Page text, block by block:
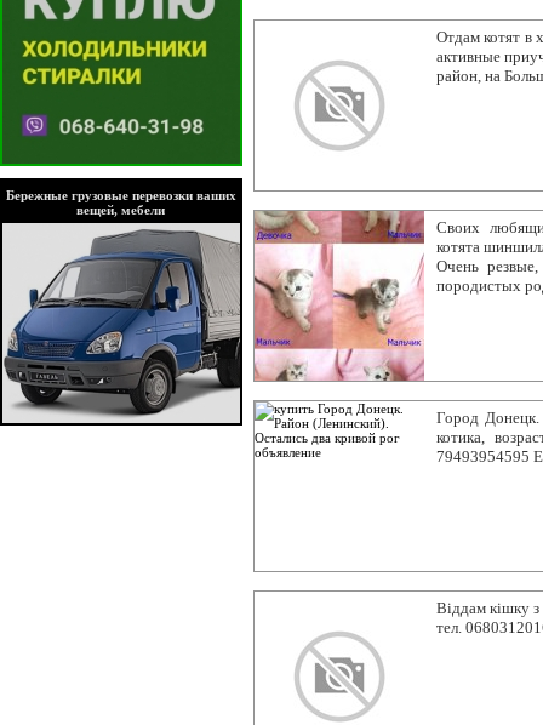
Бережные грузовые перевозки ваших
вещей, мебели
Отдам котят в
активные
район, на
Своих
котята
Очень
породистых
Город Донецк.
котика,
79493954595
Віддам кішку
тел.